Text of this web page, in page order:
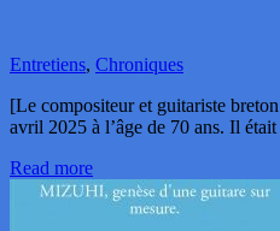
Entretiens, Chroniques
[Le compositeur et guitariste
avril 2025 à l’âge de 70 ans. Il
Read more